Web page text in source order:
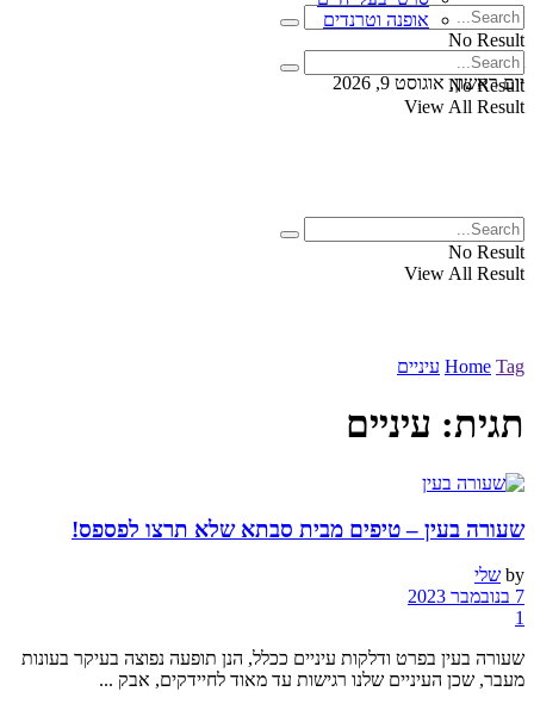
No Result
View All Result
יום ראשון, אוגוסט 9, 2026
אופנה וטרנדים
No Result
View All Result
No Result
View All Result
Home Tag עיניים
תגית: עיניים
שעורה בעין – טיפים מבית סבתא שלא תרצו לפספס!
by שלי
7 בנובמבר 2023
1
שעורה בעין בפרט ודלקות עיניים ככלל, הנן תופעה נפוצה בעיקר בעונות
מעבר, שכן העיניים שלנו רגישות עד מאוד לחיידקים, אבק ...